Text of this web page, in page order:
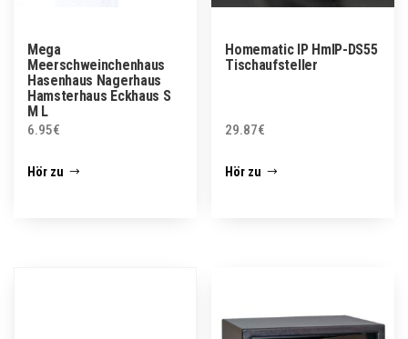
Mega
Meerschweinchenhaus
Hasenhaus Nagerhaus
Hamsterhaus Eckhaus S
M L
6.95€
Hör zu
Homematic IP HmIP-DS55
Tischaufsteller
29.87€
Hör zu